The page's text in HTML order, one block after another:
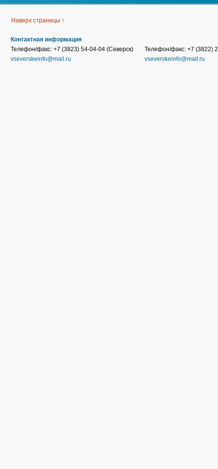
Наверх страницы ↑
Контактная информация
Телефон/факс: +7 (3823) 54-04-04 (Северск)
vseverskeinfo@mail.ru
Телефон/факс: +7 (3822)
vseverskeinfo@mail.ru